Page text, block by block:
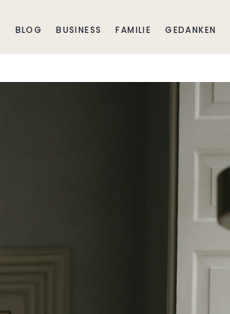
BLOG BUSINESS FAMILIE GEDANKEN